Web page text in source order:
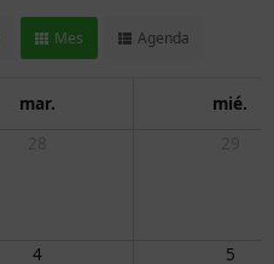
Mes Agenda
mar.
mié.
4 5